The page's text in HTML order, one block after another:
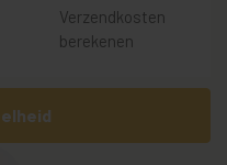
Verzendkosten
berekenen